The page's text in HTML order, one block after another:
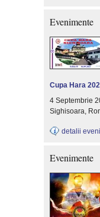
Evenimente
Cupa Hara
4 Septembrie
Sighisoara,
detalii
Evenimente